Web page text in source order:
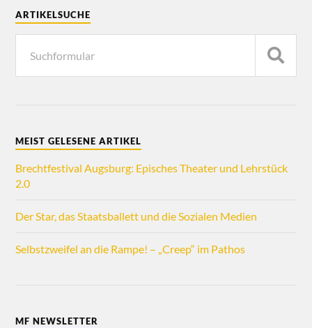
ARTIKELSUCHE
MEIST GELESENE ARTIKEL
Brechtfestival Augsburg: Episches Theater und Lehrstück
2.0
Der Star, das Staatsballett und die Sozialen Medien
Selbstzweifel an die Rampe! – „Creep“ im Pathos
MF NEWSLETTER